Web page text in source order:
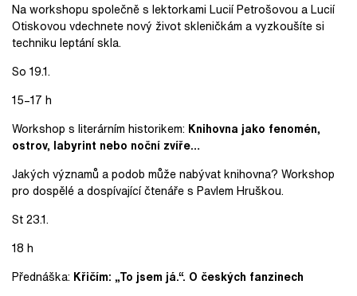
Na workshopu společně s lektorkami Lucií Petrošovou a Lucií
Otiskovou vdechnete nový život skleničkám a vyzkoušíte si
techniku leptání skla.
So 19.1.
15–17 h
Workshop s literárním historikem: Knihovna jako fenomén,
ostrov, labyrint nebo noční zvíře…
Jakých významů a podob může nabývat knihovna? Workshop
pro dospělé a dospívající čtenáře s Pavlem Hruškou.
St 23.1.
18 h
Přednáška: Křičím: „To jsem já.“. O českých fanzinech